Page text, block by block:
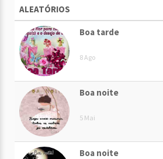
ALEATÓRIOS
Boa tarde
8 Ago
Boa noite
5 Mai
Boa noite